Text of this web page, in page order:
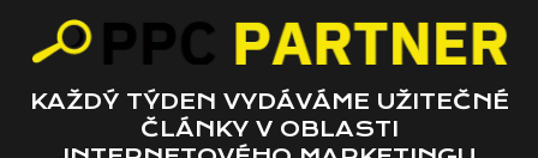
KAŽDÝ TÝDEN VYDÁVÁME UŽITEČNÉ
ČLÁNKY V OBLASTI